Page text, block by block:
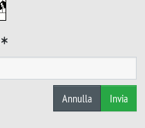
Annulla Invia